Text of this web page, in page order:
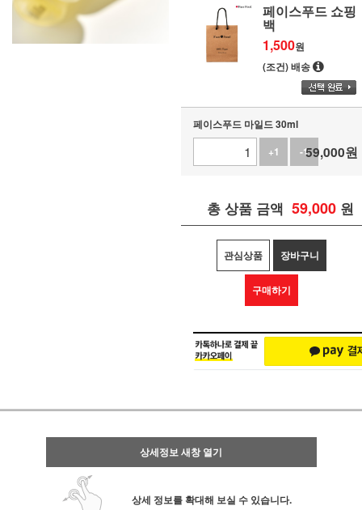
페이스푸드 쇼핑
백
1,500원
(조건) 배송
페이스푸드 마일드 30ml
+1
-159,000원
총 상품 금액 59,000 원
관심상품 장바구니
구매하기
상세정보 새창 열기
상세 정보를 확대해 보실 수 있습니다.